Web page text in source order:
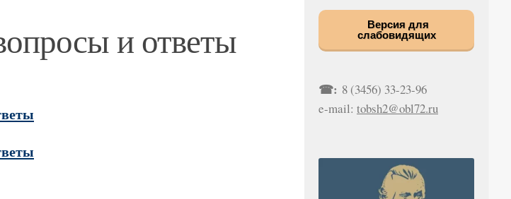
и ответы
Версия для
слабовидящих
☎: 8 (3456) 33-23-96
e-mail: tobsh2@obl72.ru